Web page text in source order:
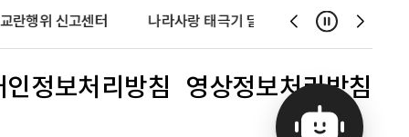
란행위 신고센터 나라사랑 태극기 달기 운동 천사운동
슬
라
이
드
이
슬
라
이
드
다
일시정지
인정보처리방침 영상정보처리방침